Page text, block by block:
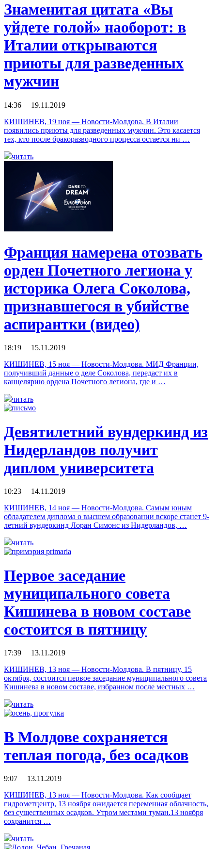
Знаменитая цитата «Вы
уйдете голой» наоборот: в
Италии открываются
приюты для разведенных
мужчин
14:36 19.11.2019
КИШИНЕВ, 19 ноя — Новости-Молдова. В Италии
появились приюты для разведенных мужчин. Это касается
тех, кто после бракоразводного процесса остается ни …
читать
Франция намерена отозвать
орден Почетного легиона у
историка Олега Соколова,
признавшегося в убийстве
аспирантки (видео)
18:19 15.11.2019
КИШИНЕВ, 15 ноя — Новости-Молдова. МИД Франции,
получивший данные о деле Соколова, передаст их в
канцелярию ордена Почетного легиона, где и …
читать
Девятилетний вундеркинд из
Нидерландов получит
диплом университета
10:23 14.11.2019
КИШИНЕВ, 14 ноя — Новости-Молдова. Самым юным
обладателем диплома о высшем образовании вскоре станет 9-
летний вундеркинд Лоран Симонс из Нидерландов, …
читать
Первое заседание
муниципального совета
Кишинева в новом составе
состоится в пятницу
17:39 13.11.2019
КИШИНЕВ, 13 ноя — Новости-Молдова. В пятницу, 15
октября, состоится первое заседание муниципального совета
Кишинева в новом составе, избранном после местных …
читать
В Молдове сохраняется
теплая погода, без осадков
9:07 13.11.2019
КИШИНЕВ, 13 ноя — Новости-Молдова. Как сообщает
гидрометцентр, 13 ноября ожидается переменная облачность,
без существенных осадков. Утром местами туман.13 ноября
сохранится …
читать